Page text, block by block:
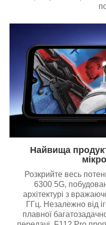
Найвища
Розкрийте весь
6300 5G,
архітектурі з
ГГц. Незалежно від
плавної